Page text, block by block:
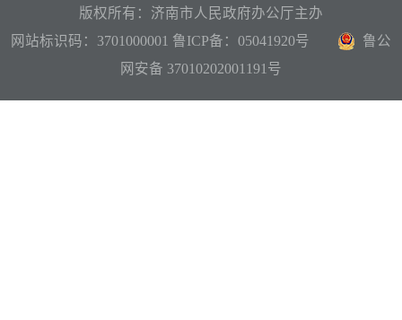
版权所有：济南市人民政府办公厅主办
网站标识码：3701000001 鲁ICP备：05041920号
鲁公
网安备 37010202001191号